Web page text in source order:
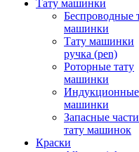
Тату машинки
Беспроводные
машинки
Тату машинки
ручка (pen)
Роторные тату
машинки
Индукционные
машинки
Запасные
тату машинок
Краски